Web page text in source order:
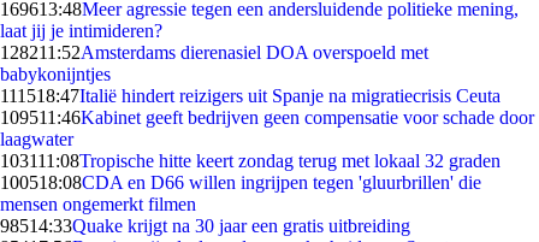
169613:48Meer agressie tegen een andersluidende politieke mening,
laat jij je intimideren?
128211:52Amsterdams dierenasiel DOA overspoeld met
babykonijntjes
111518:47Italië hindert reizigers uit Spanje na migratiecrisis Ceuta
109511:46Kabinet geeft bedrijven geen compensatie voor schade door
laagwater
103111:08Tropische hitte keert zondag terug met lokaal 32 graden
100518:08CDA en D66 willen ingrijpen tegen 'gluurbrillen' die
mensen ongemerkt filmen
98514:33Quake krijgt na 30 jaar een gratis uitbreiding